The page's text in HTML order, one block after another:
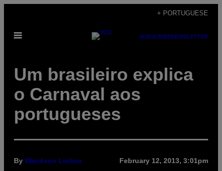
content
+ PORTUGUESE
Open
SUBSCRIBENEWSLETTER
Um brasileiro explica
o Carnaval aos
portugueses
By Wandson Lisboa February 12, 2013, 3:01pm